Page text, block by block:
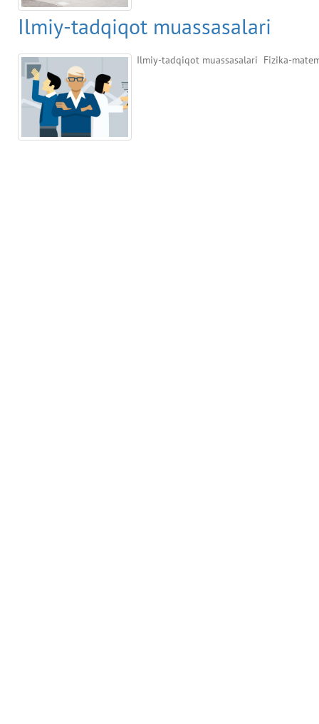
Ilmiy-tadqiqot muassasalari
Ilmiy-tadqiqot muassasalari Fizika-
О нас